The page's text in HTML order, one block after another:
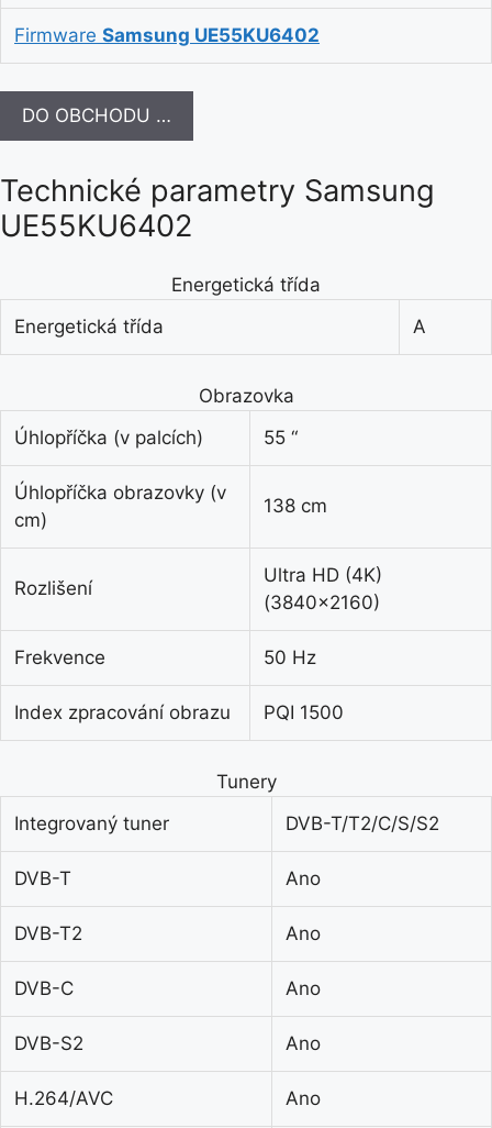
Firmware Samsung UE55KU6402
DO OBCHODU …
Technické parametry Samsung
UE55KU6402
Energetická třída
Energetická třída
A
Obrazovka
Úhlopříčka (v palcích)
55 “
Úhlopříčka obrazovky (v
cm)
138 cm
Rozlišení
Ultra HD (4K)
(3840×2160)
Frekvence 50 Hz
Index zpracování obrazu PQI 1500
Tunery
Integrovaný tuner
DVB-T/T2/C/S/S2
DVB-T Ano
DVB-T2 Ano
DVB-C Ano
DVB-S2 Ano
H.264/AVC Ano